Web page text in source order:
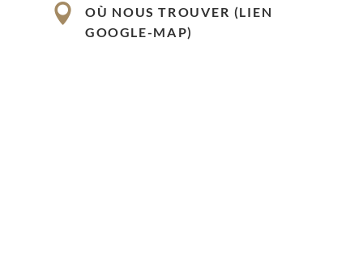
 OÙ NOUS TROUVER (LIEN
GOOGLE-MAP)